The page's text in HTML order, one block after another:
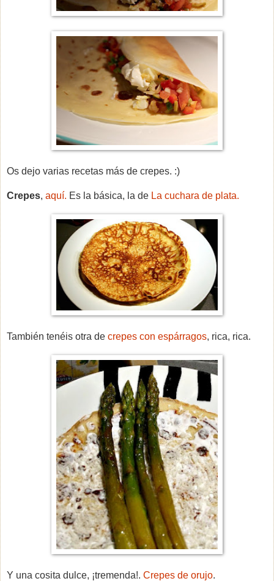
Os dejo varias recetas más de crepes. :)
Crepes, aquí. Es la básica, la de La cuchara de plata.
También tenéis otra de crepes con espárragos, rica, rica.
Y una cosita dulce, ¡tremenda!. Crepes de orujo.